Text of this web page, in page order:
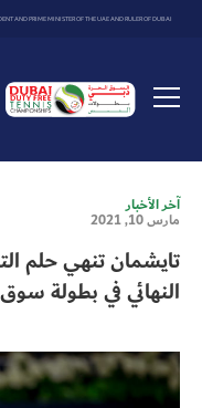
AND PRIME MINISTER OF THE UAE AND RULER OF DUBAI
Toggle
Dubai
Duty
Championship
آخر الأخبار
مارس 10, 2021
تايشمان تنهي حلم
النهائي في بطولة